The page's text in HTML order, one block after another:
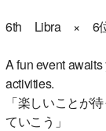
6th Libra × 6
A fun event
activities.
「楽しいことが
ていこう」